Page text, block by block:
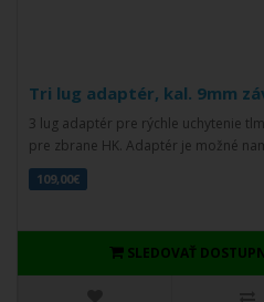
Tri lug adaptér, kal. 9mm
3 lug adaptér pre rýchle uchytenie
pre zbrane HK. Adaptér je možné
109,00€
SLEDOVAŤ